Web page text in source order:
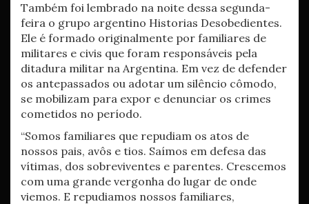
Também foi lembrado na noite dessa segunda-
feira o grupo argentino Historias Desobedientes.
Ele é formado originalmente por familiares de
militares e civis que foram responsáveis pela
ditadura militar na Argentina. Em vez de defender
os antepassados ou adotar um silêncio cômodo,
se mobilizam para expor e denunciar os crimes
cometidos no período.
“Somos familiares que repudiam os atos de
nossos pais, avôs e tios. Saímos em defesa das
vítimas, dos sobreviventes e parentes. Crescemos
com uma grande vergonha do lugar de onde
viemos. E repudiamos nossos familiares,